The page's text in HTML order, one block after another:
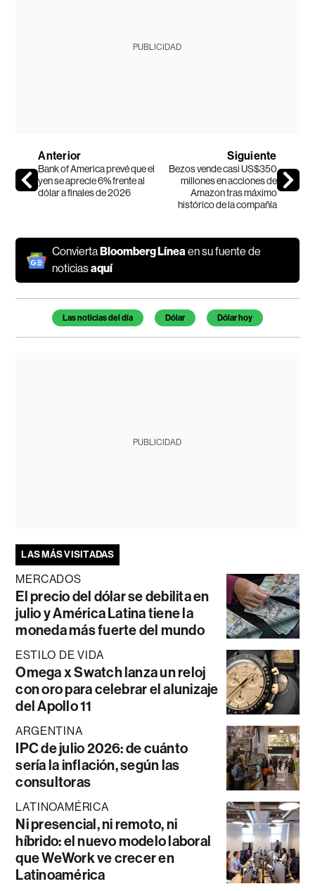
PUBLICIDAD
Anterior
Bank of America prevé que el
yen se aprecie 6% frente al
dólar a finales de 2026
Siguiente
Bezos vende casi US$350
millones en acciones de
Amazon tras máximo
histórico de la compañía
Convierta Bloomberg Líneaen su fuente de
noticiasaquí
Temas de este artículo
Las noticias del día Dólar Dólar hoy
PUBLICIDAD
LAS MÁS VISITADAS
MERCADOS
El precio del dólar se debilita en
julio y América Latina tiene la
moneda más fuerte del mundo
ESTILO DE VIDA
Omega x Swatch lanza un reloj
con oro para celebrar el alunizaje
del Apollo 11
ARGENTINA
IPC de julio 2026: de cuánto
sería la inflación, según las
consultoras
LATINOAMÉRICA
Ni presencial, ni remoto, ni
híbrido: el nuevo modelo laboral
que WeWork ve crecer en
Latinoamérica